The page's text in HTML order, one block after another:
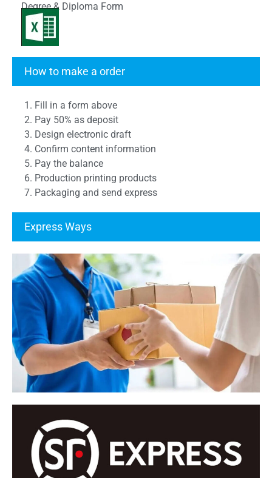
Degree & Diploma Form
How to make a order
1. Fill in a form above
2. Pay 50% as deposit
3. Design electronic draft
4. Confirm content information
5. Pay the balance
6. Production printing products
7. Packaging and send express
Express Ways